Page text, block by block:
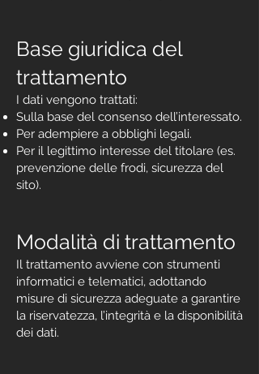
Base giuridica del
trattamento
I dati vengono trattati:
Sulla base del consenso dell’interessato.
Per adempiere a obblighi legali.
Per il legittimo interesse del titolare (es.
prevenzione delle frodi, sicurezza del
sito).
Modalità di trattamento
Il trattamento avviene con strumenti
informatici e telematici, adottando
misure di sicurezza adeguate a garantire
la riservatezza, l’integrità e la disponibilità
dei dati.